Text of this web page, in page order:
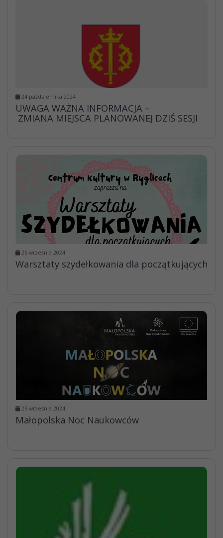
24 października 2024
UWAGA WAŻNA INFORMACJA –
ZMIANA MIEJSCA PLANOWANEJ DZIŚ SESJI
26 września 2024
Warsztaty szydełkowania dla początkujących
26 września 2024
Małopolska Noc Naukowców